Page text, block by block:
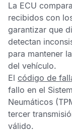
La ECU
recibidos con
garantizar que
detectan
para mantener
del vehículo.
El código de
fallo en el
Neumáticos
tercer
válido.